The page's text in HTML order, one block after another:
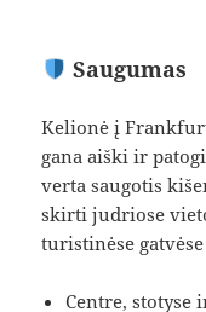
Saugumas
Kelionė į
gana aiški ir
verta saugotis
skirti judriose
turistinėse
Centre, stotyse